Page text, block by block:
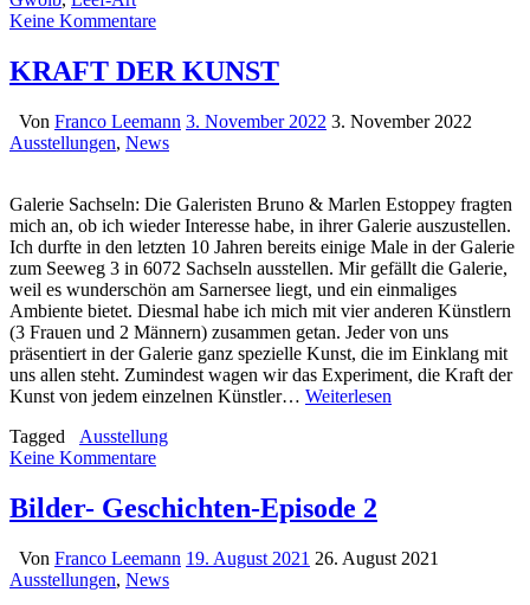
Keine Kommentare
KRAFT DER KUNST
Von Franco Leemann 3. November 2022 3. November 2022
Ausstellungen, News
Galerie Sachseln: Die Galeristen Bruno & Marlen Estoppey fragten
mich an, ob ich wieder Interesse habe, in ihrer Galerie auszustellen.
Ich durfte in den letzten 10 Jahren bereits einige Male in der Galerie
zum Seeweg 3 in 6072 Sachseln ausstellen. Mir gefällt die Galerie,
weil es wunderschön am Sarnersee liegt, und ein einmaliges
Ambiente bietet. Diesmal habe ich mich mit vier anderen Künstlern
(3 Frauen und 2 Männern) zusammen getan. Jeder von uns
präsentiert in der Galerie ganz spezielle Kunst, die im Einklang mit
uns allen steht. Zumindest wagen wir das Experiment, die Kraft der
Kunst von jedem einzelnen Künstler… Weiterlesen
Tagged
Ausstellung
Keine Kommentare
Bilder- Geschichten-Episode 2
Von Franco Leemann 19. August 2021 26. August 2021
Ausstellungen, News